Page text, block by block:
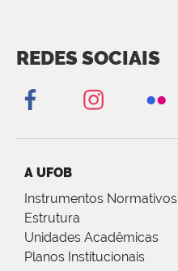
REDES SOCIAIS
A UFOB
Instrumentos Normativos
Estrutura
Unidades Acadêmicas
Planos Institucionais